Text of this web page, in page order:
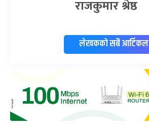
राजकुमार श्रेष्ठ
लेखकको सबै आर्टिकल